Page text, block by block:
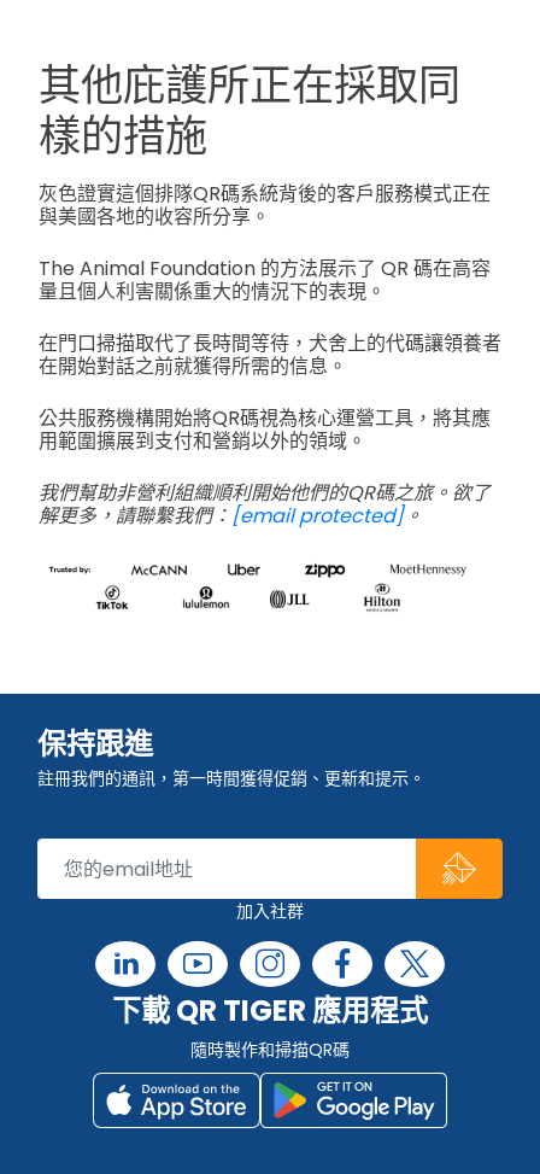
其他庇護所正在採取同
樣的措施
灰色證實這個排隊QR碼系統背後的客戶服務模式正在
與美國各地的收容所分享。
The Animal Foundation 的方法展示了 QR 碼在高容
量且個人利害關係重大的情況下的表現。
在門口掃描取代了長時間等待，犬舍上的代碼讓領養者
在開始對話之前就獲得所需的信息。
公共服務機構開始將QR碼視為核心運營工具，將其應
用範圍擴展到支付和營銷以外的領域。
我們幫助非營利組織順利開始他們的QR碼之旅。欲了
解更多，請聯繫我們： [email protected]。
保持跟進
註冊我們的通訊，第一時間獲得促銷、更新和提示。
加入社群
下載 QR TIGER 應用程式
隨時製作和掃描QR碼